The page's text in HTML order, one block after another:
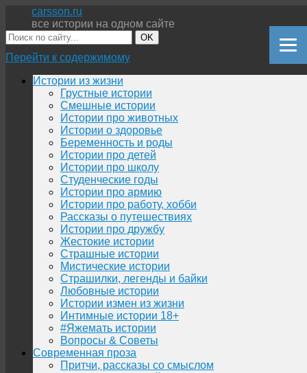
carsson.ru
все истории на одном сайте
OK
Перейти к содержимому
Истории из жизни
Грустные истории
Смешные истории
Истории про животных
Истории о здоровье
Беременность и роды
Истории про детей
Истории про школу
Студенческие годы
Истории про армию
Истории про работу, хобби
Рассказы о путешествиях
Истории про дружбу
Жестокие истории
Страшные истории
Мистические истории
Страшилки, легенды и байки
Любовные истории
Истории измен из жизни
Интимные истории 18+
#Яжемать истории
Вопросы & Советы
Современная проза
Притчи, рассказы со смыслом